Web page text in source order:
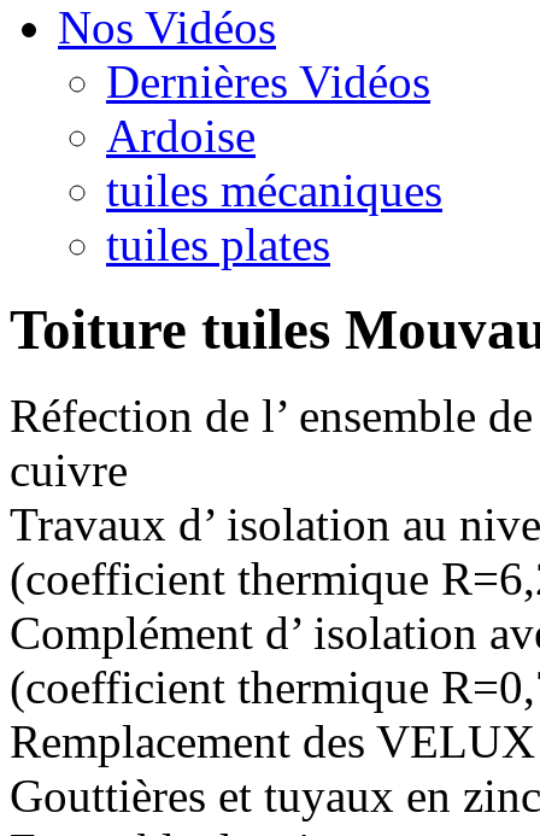
Nos Vidéos
Dernières Vidéos
Ardoise
tuiles mécaniques
tuiles plates
Toiture tuiles
Réfection de l’ ensemble
cuivre
Travaux d’ isolation au
(coefficient thermique
Complément d’ isolation
(coefficient thermique
Remplacement des VELUX
Gouttières et tuyaux en